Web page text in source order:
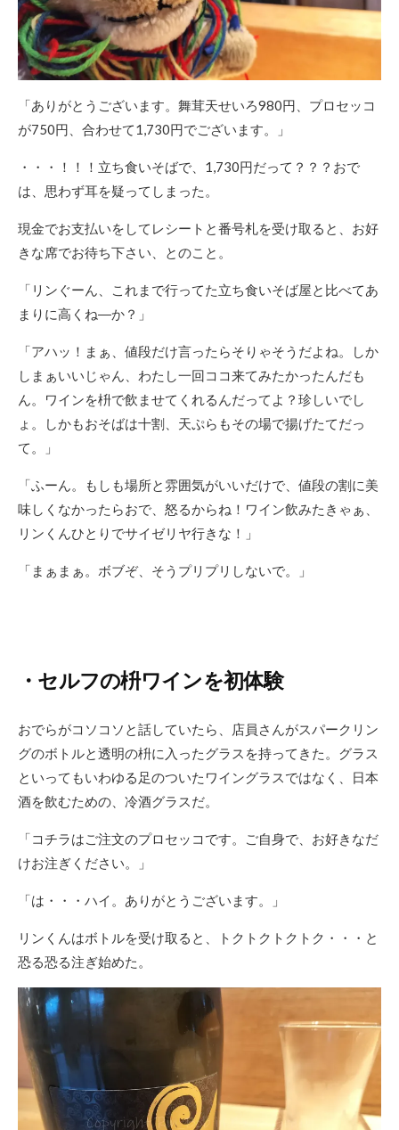
「ありがとうございます。舞茸天せいろ980円、プロセッコ
が750円、合わせて1,730円でございます。」
・・・！！！立ち食いそばで、1,730円だって？？？おで
は、思わず耳を疑ってしまった。
現金でお支払いをしてレシートと番号札を受け取ると、お好
きな席でお待ち下さい、とのこと。
「リンぐーん、これまで行ってた立ち食いそば屋と比べてあ
まりに高くね―か？」
「アハッ！まぁ、値段だけ言ったらそりゃそうだよね。しか
しまぁいいじゃん、わたし一回ココ来てみたかったんだも
ん。ワインを枡で飲ませてくれるんだってよ？珍しいでし
ょ。しかもおそばは十割、天ぷらもその場で揚げたてだっ
て。」
「ふーん。もしも場所と雰囲気がいいだけで、値段の割に美
味しくなかったらおで、怒るからね！ワイン飲みたきゃぁ、
リンくんひとりでサイゼリヤ行きな！」
「まぁまぁ。ボブぞ、そうプリプリしないで。」
・セルフの枡ワインを初体験
おでらがコソコソと話していたら、店員さんがスパークリン
グのボトルと透明の枡に入ったグラスを持ってきた。グラス
といってもいわゆる足のついたワイングラスではなく、日本
酒を飲むための、冷酒グラスだ。
「コチラはご注文のプロセッコです。ご自身で、お好きなだ
けお注ぎください。」
「は・・・ハイ。ありがとうございます。」
リンくんはボトルを受け取ると、トクトクトクトク・・・と
恐る恐る注ぎ始めた。